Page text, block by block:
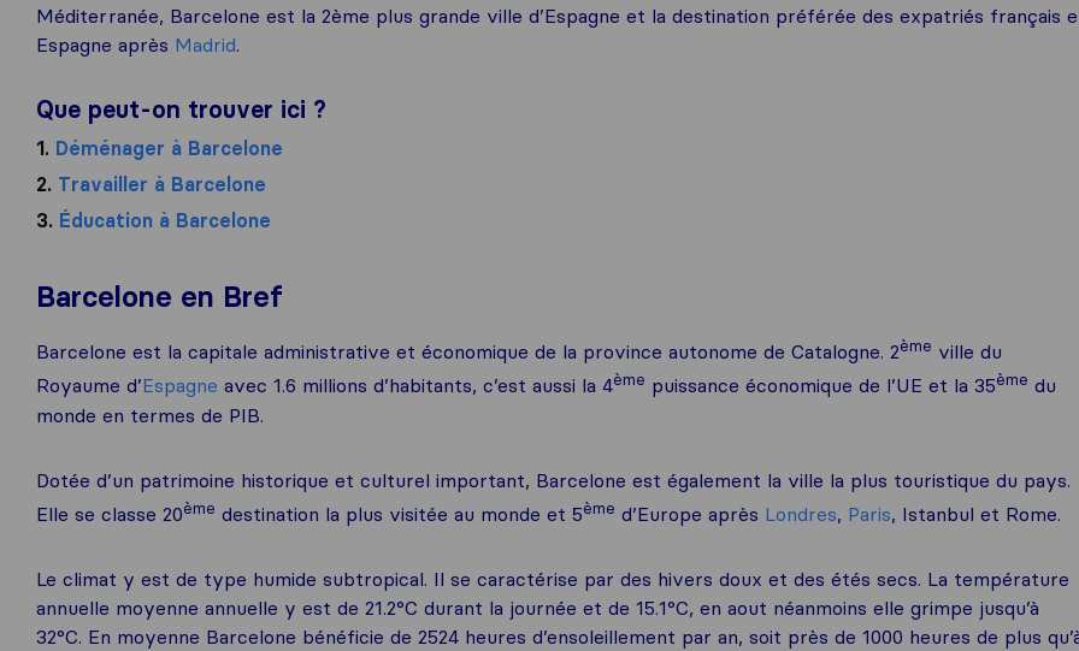
Méditerranée, Barcelone est la 2ème plus grande ville d’Espagne et la destination préférée des expatriés français
Espagne après Madrid.
Que peut-on trouver ici ?
1. Déménager à Barcelone
2. Travailler à Barcelone
3. Éducation à Barcelone
Barcelone en Bref
Barcelone est la capitale administrative et économique de la province autonome de Catalogne. 2ème ville du
Royaume d’Espagne avec 1.6 millions d’habitants, c’est aussi la 4ème puissance économique de l’UE et la 35ème du
monde en termes de PIB.
Dotée d’un patrimoine historique et culturel important, Barcelone est également la ville la plus touristique du pays.
Elle se classe 20ème destination la plus visitée au monde et 5ème d’Europe après Londres, Paris, Istanbul et Rome.
Le climat y est de type humide subtropical. Il se caractérise par des hivers doux et des étés secs. La température
annuelle moyenne annuelle y est de 21.2°C durant la journée et de 15.1°C, en aout néanmoins elle grimpe jusqu’à
32°C. En moyenne Barcelone bénéficie de 2524 heures d’ensoleillement par an, soit près de 1000 heures de plus